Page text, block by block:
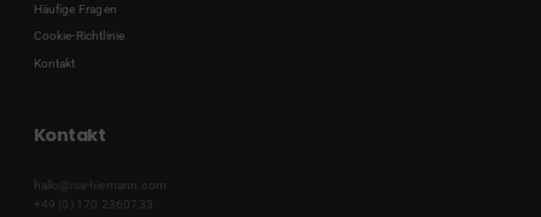
Häufige Fragen
Cookie-Richtlinie
Kontakt
Kontakt
hallo@isa-hiemann.com
+49 (0) 170 2360733